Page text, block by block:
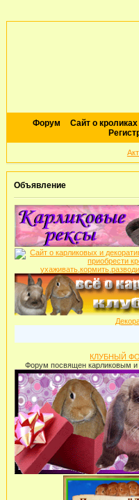
Форум Сайт о кроликах
Объявление
КЛУБНЫЙ
Форум посвящен карликовым и